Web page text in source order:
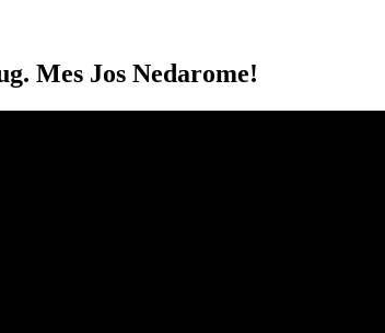
Mes Jos Nedarome!